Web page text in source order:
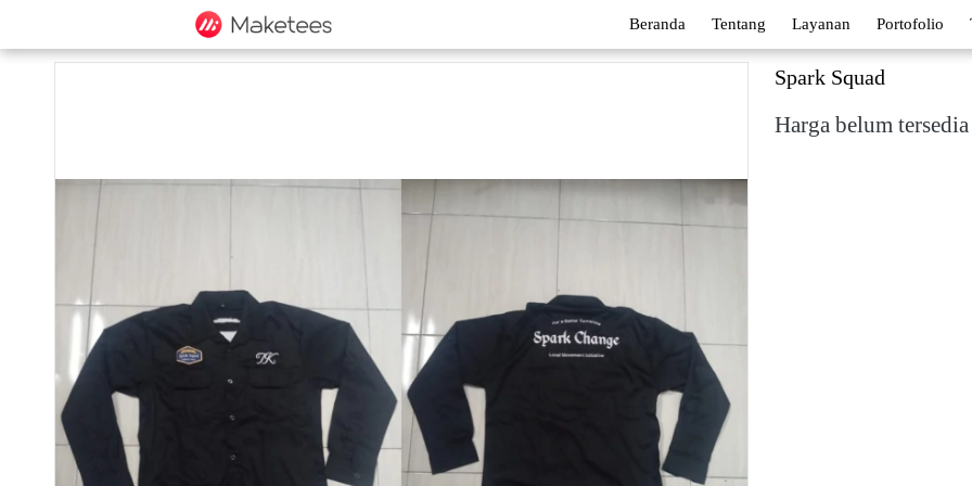
Beranda Tentang Layanan Portofolio
Spark Squad
Harga belum tersedia